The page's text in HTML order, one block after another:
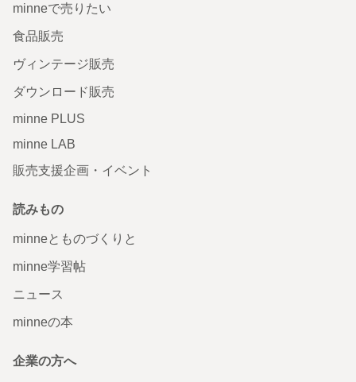
minneで売りたい
食品販売
ヴィンテージ販売
ダウンロード販売
minne PLUS
minne LAB
販売支援企画・イベント
読みもの
minneとものづくりと
minne学習帖
ニュース
minneの本
企業の方へ